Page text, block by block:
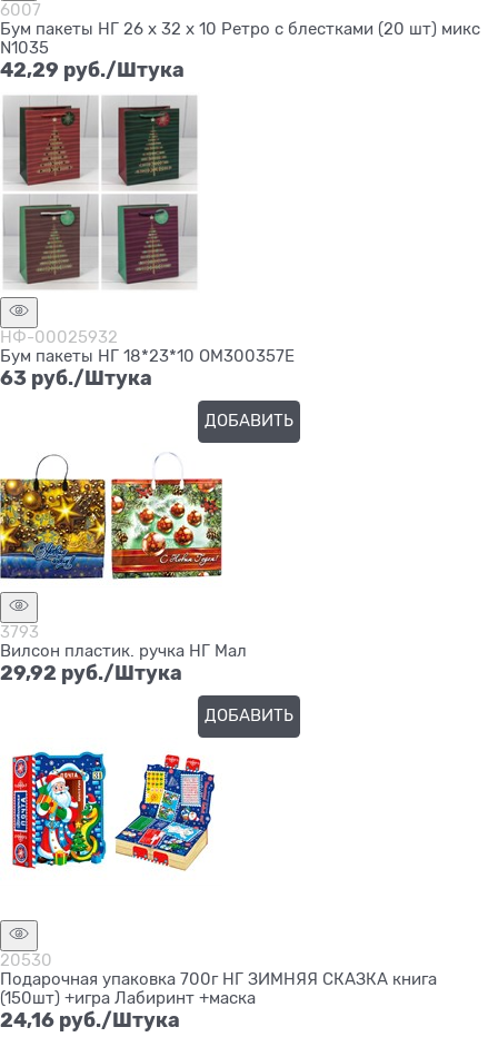
6007
Бум пакеты НГ 26 х 32 х 10 Ретро с блестками (20 шт) микс
N1035
42,29 руб./Штука
НФ-00025932
Бум пакеты НГ 18*23*10 ОМ300357Е
63 руб./Штука
ДОБАВИТЬ
3793
Вилсон пластик. ручка НГ Мал
29,92 руб./Штука
ДОБАВИТЬ
20530
Подарочная упаковка 700г НГ ЗИМНЯЯ СКАЗКА книга
(150шт) +игра Лабиринт +маска
24,16 руб./Штука